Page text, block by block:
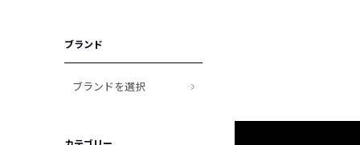
ブランド
ブランドを選択